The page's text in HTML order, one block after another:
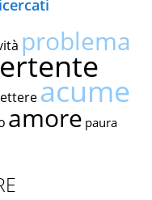
problema
acume
amore paura